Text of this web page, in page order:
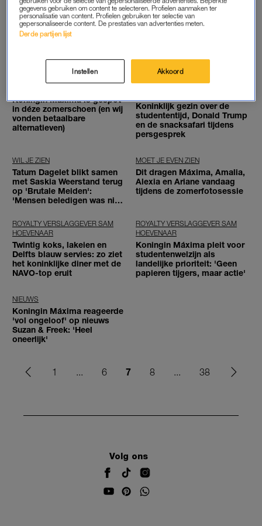
ADVERTORIAL
Draglegendes RuPaul en
eens realiteit worden
KONINKLIJK
de sale
Koningin Máxima is gespot
in déze zomerschoen (en wij
vonden betaalbare
alternatieven)
ROYALTY VERSLAGGEVER SAM
Koninklijk gezin over de
studententijd, Donald Trump
en de snacksafari tijdens
persgesprek
WIL JE ZIEN
Tatum Dagelet blikt samen
met Saskia Weerstand terug
op 'Brutale Meiden':
'Mensen beledigen was niet
MOET JE EVEN ZIEN
Dit dragen Máxima, Amalia,
Alexia en Ariane vandaag
tijdens de zomerfotosessie
ROYALTY VERSLAGGEVER SAM
HOEVENAAR
Twintig koks, lakeien en
Delfts blauw servies: zo ziet
het koninklijke diner met de
NAVO-top eruit
ROYALTY VERSLAGGEVER SAM
HOEVENAAR
Koningin Máxima pleit voor
studentenwelzijn als
landelijke prioriteit: 'Geen
papieren tijgers, maar actie'
NIEUWS
Koningin Máxima reageerde
'vol ongeloof' op nieuws
Suzan & Freek: 'Heel
oneerlijk'
1 ... 6 7 8 ... 38
Volg ons
gegevens gebruiken om content te selecteren. Profielen aanmaken ter
personalisatie van content. Profielen gebruiken ter selectie van
gepersonaliseerde content. De prestaties van advertenties meten.
Derde partijen lijst
Instellen Akkoord